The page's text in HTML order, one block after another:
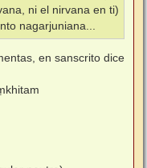
ni el nirvana en ti)
nagarjuniana...
en sanscrito dice